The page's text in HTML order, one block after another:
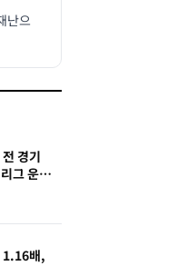
난으
경기
그 운영
1.16배,